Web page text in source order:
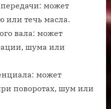
может
или течь масла.
вала: может
шума или
может
поворотах, шум или